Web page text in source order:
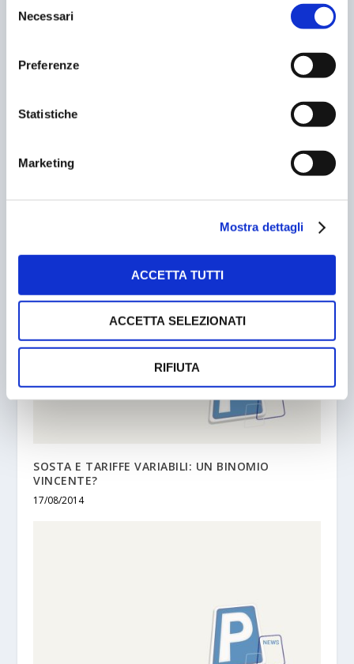
delNecessari
Preferenze
Statistiche
Marketing
Mostra dettagli
ACCETTA TUTTI
ACCETTA SELEZIONATI
RIFIUTA
SOSTA E TARIFFE VARIABILI: UN BINOMIO
VINCENTE?
17/08/2014